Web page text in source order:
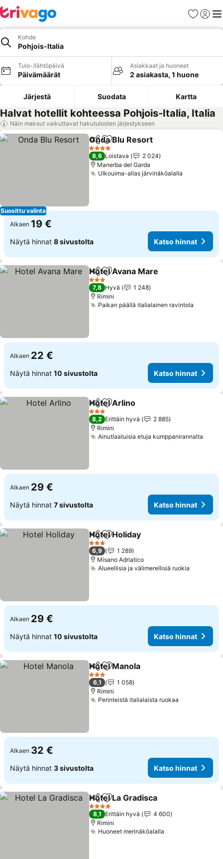
Suosikit
Kohde
Pohjois-Italia
Tulo-/lähtöpäivä
Päivämäärät
Asiakkaat ja huoneet
2 asiakasta, 1 huone
Järjestä Suodata Kartta
Halvat hotellit kohteessa Pohjois-Italia, Italia
Näin maksut vaikuttavat hakutulosten järjestykseen
Suosittu valinta
Jaa Lisää suosikkeihin
Onda Blu Resort
4 Tähtiluokitus
8,6 Loistava
2 024
Manerba del Garda
Ulkouima-allas järvinäköalalla
Alkaen 19 €
Näytä hinnat 8 sivustolta Katso hinnat
Jaa Lisää suosikkeihin
Hotel Avana Mare
3 Tähtiluokitus
7,8 Hyvä
1 248
Rimini
Paikan päällä italialainen ravintola
Alkaen 22 €
Näytä hinnat 10 sivustolta Katso hinnat
Jaa Lisää suosikkeihin
Hotel Arlino
3 Tähtiluokitus
8,2 Erittäin hyvä
2 885
Rimini
Ainutlaatuisia etuja kumppanirannalta
Alkaen 29 €
Näytä hinnat 7 sivustolta Katso hinnat
Jaa Lisää suosikkeihin
Hotel Holiday
3 Tähtiluokitus
6,9
1 289
Misano Adriatico
Alueellisia ja välimerellisiä ruokia
Alkaen 29 €
Näytä hinnat 10 sivustolta Katso hinnat
Jaa Lisää suosikkeihin
Hotel Manola
3 Tähtiluokitus
6,1
1 058
Rimini
Perinteistä italialaista ruokaa
Alkaen 32 €
Näytä hinnat 3 sivustolta Katso hinnat
Jaa Lisää suosikkeihin
Hotel La Gradisca
4 Tähtiluokitus
8,1 Erittäin hyvä
4 600
Rimini
Huoneet merinäköalalla